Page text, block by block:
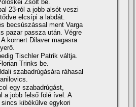
Zsolt be.
23-ról a jobb alsót veszi
elcsí­pi a labdát.
becsúszással ment Varga
pazar passza után. Végre
kornert Dilaver magasra
Tischler Patrik váltja.
Trinks be.
szabadrúgására ráhasal
egy szabadrúgást,
a jobb felső fölé í­vel. A
sincs kibékülve egykori